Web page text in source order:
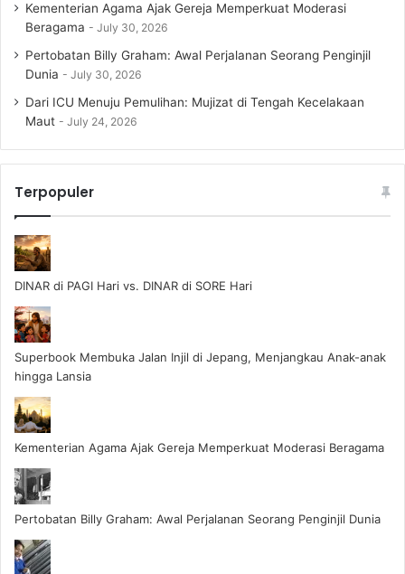
Kementerian Agama Ajak Gereja Memperkuat Moderasi
Beragama
July 30, 2026
Pertobatan Billy Graham: Awal Perjalanan Seorang Penginjil
Dunia
July 30, 2026
Dari ICU Menuju Pemulihan: Mujizat di Tengah Kecelakaan
Maut
July 24, 2026
Terpopuler
DINAR di PAGI Hari vs. DINAR di SORE Hari
Superbook Membuka Jalan Injil di Jepang, Menjangkau Anak-anak
hingga Lansia
Kementerian Agama Ajak Gereja Memperkuat Moderasi Beragama
Pertobatan Billy Graham: Awal Perjalanan Seorang Penginjil Dunia